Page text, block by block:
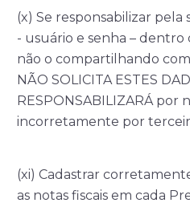
(x) Se responsabilizar
- usuário e senha – dentro
não o compartilhando
NÃO SOLICITA ESTES
RESPONSABILIZARÁ por
incorretamente por
(xi) Cadastrar
as notas fiscais em cada